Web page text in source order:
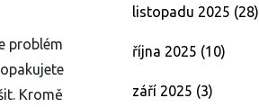
problém
Kromě
listopadu 2025 (28)
října 2025 (10)
září 2025 (3)